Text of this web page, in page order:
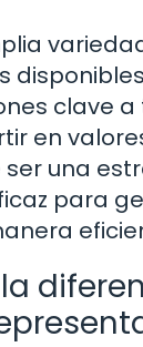
clave a
en
ser una
para